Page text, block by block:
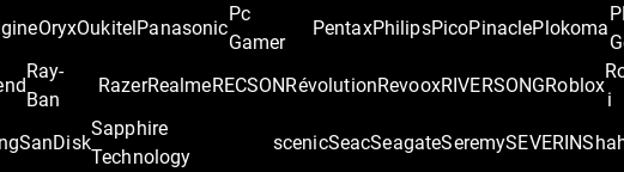
OryxOukitelPanasonic
Pc
Gamer
PentaxPhilipsPicoPinaclePlokoma
Ray-
Ban
RazerRealmeRECSONRévolutionRevooxRIVERSONGRoblox
i
SanDisk
Sapphire
Technology
scenicSeacSeagateSeremySEVERIN